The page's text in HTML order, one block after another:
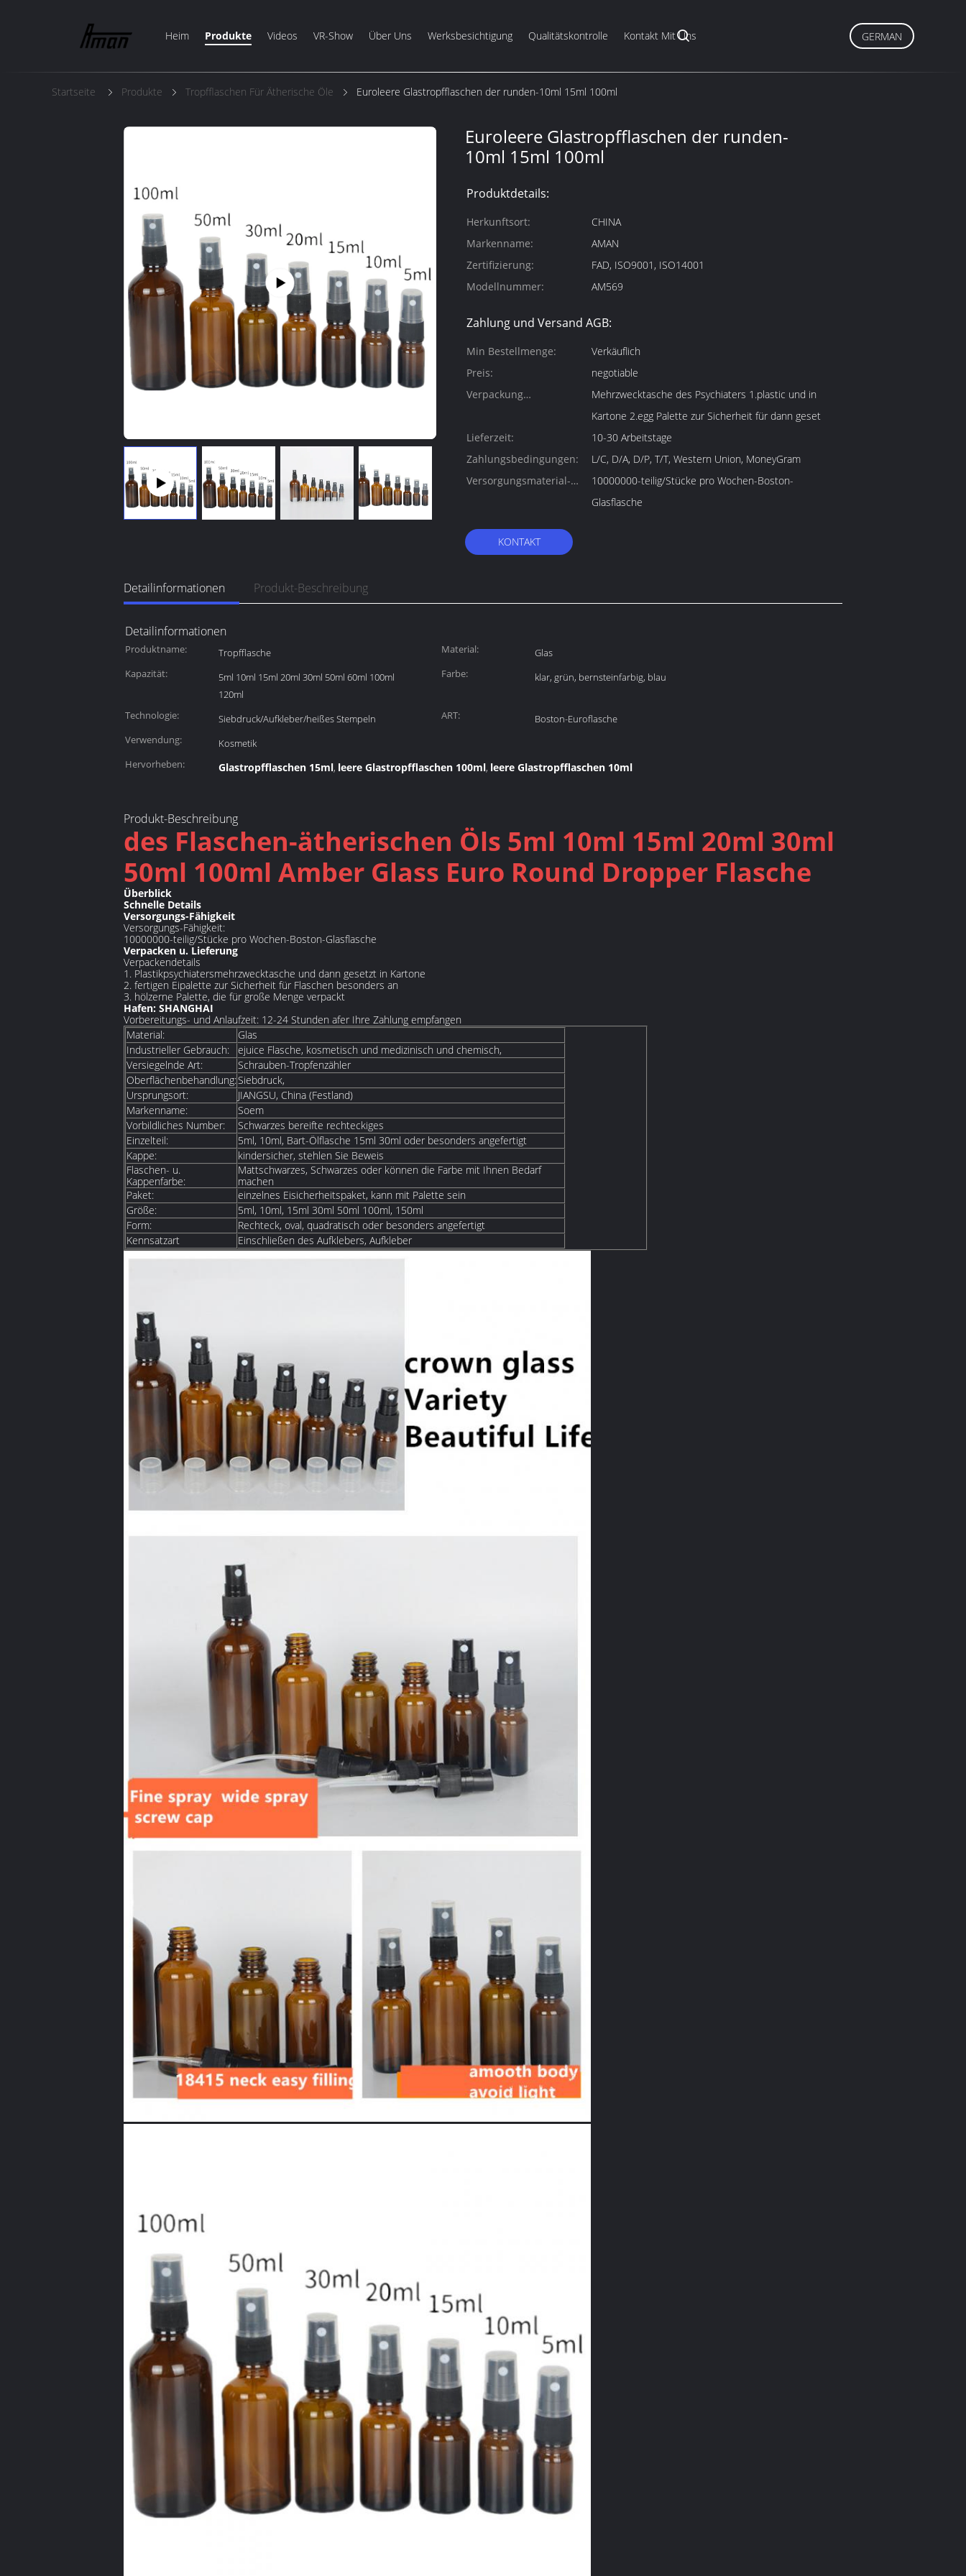
Heim Produkte Videos VR-Show Über Uns Werksbesichtigung Qualitätskontrolle Kontakt Mit Uns GERMAN
Startseite Produkte Tropfflaschen Für Ätherische Öle Euroleere Glastropfflaschen der runden-10ml 15ml 100ml
Euroleere Glastropfflaschen der runden-
10ml 15ml 100ml
Produktdetails:
Herkunftsort:
CHINA
Markenname:
AMAN
Zertifizierung:
FAD, ISO9001, ISO14001
Modellnummer:
AM569
Zahlung und Versand AGB:
Min Bestellmenge:
Verkäuflich
Preis:
negotiable
Verpackung
Mehrzwecktasche des Psychiaters 1.plastic und in
Kartone 2.egg Palette zur Sicherheit für dann geset
Lieferzeit:
10-30 Arbeitstage
Zahlungsbedingungen:
L/C, D/A, D/P, T/T, Western Union, MoneyGram
Versorgungsmaterial-
10000000-teilig/Stücke pro Wochen-Boston-
Glasflasche
KONTAKT
Detailinformationen Produkt-Beschreibung
Detailinformationen
Produktname: Tropfflasche Material:
Glas
Kapazität:
5ml 10ml 15ml 20ml 30ml 50ml 60ml 100ml
120ml
Farbe: klar, grün, bernsteinfarbig, blau
Technologie: Siebdruck/Aufkleber/heißes Stempeln ART:
Boston-Euroflasche
Verwendung:
Kosmetik
Hervorheben:
Glastropfflaschen 15ml, leere Glastropfflaschen 100ml, leere Glastropfflaschen 10ml
Produkt-Beschreibung
des Flaschen-ätherischen Öls 5ml 10ml 15ml 20ml 30ml
50ml 100ml Amber Glass Euro Round Dropper Flasche
Überblick
Schnelle Details
Versorgungs-Fähigkeit
Versorgungs-Fähigkeit:
10000000-teilig/Stücke pro Wochen-Boston-Glasflasche
Verpacken u. Lieferung
Verpackendetails
1. Plastikpsychiatersmehrzwecktasche und dann gesetzt in Kartone
2. fertigen Eipalette zur Sicherheit für Flaschen besonders an
3. hölzerne Palette, die für große Menge verpackt
Hafen: SHANGHAI
Vorbereitungs- und Anlaufzeit: 12-24 Stunden afer Ihre Zahlung empfangen
Material:
Glas
Industrieller Gebrauch:
ejuice Flasche, kosmetisch und medizinisch und chemisch,
Versiegelnde Art:
Schrauben-Tropfenzähler
Oberflächenbehandlung:Siebdruck,
Ursprungsort:
JIANGSU, China (Festland)
Markenname:
Soem
Vorbildliches Number:
Schwarzes bereifte rechteckiges
Einzelteil:
5ml, 10ml, Bart-Ölflasche 15ml 30ml oder besonders angefertigt
Kappe:
kindersicher, stehlen Sie Beweis
Flaschen- u.
Kappenfarbe:
Mattschwarzes, Schwarzes oder können die Farbe mit Ihnen Bedarf
machen
Paket:
einzelnes Eisicherheitspaket, kann mit Palette sein
Größe:
5ml, 10ml, 15ml 30ml 50ml 100ml, 150ml
Form:
Rechteck, oval, quadratisch oder besonders angefertigt
Kennsatzart
Einschließen des Aufklebers, Aufkleber